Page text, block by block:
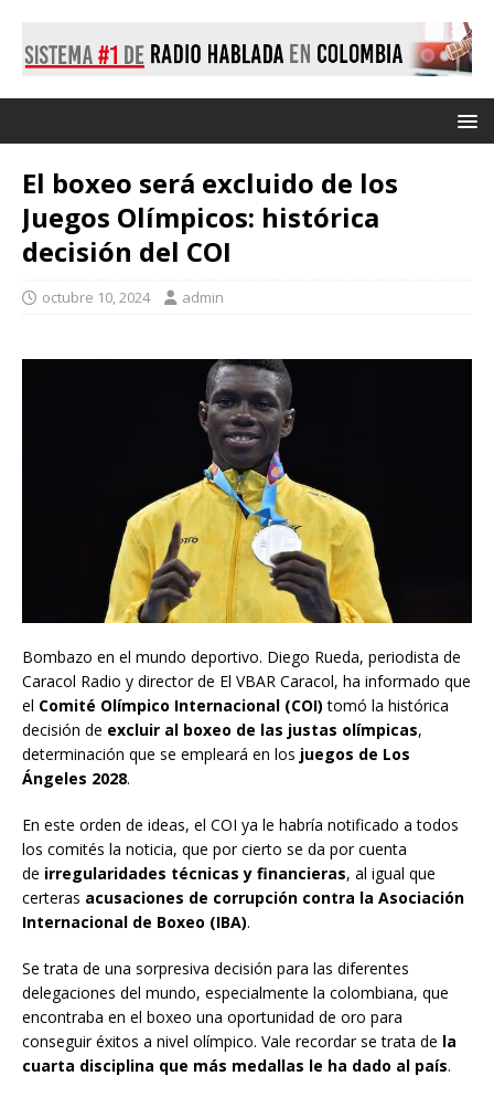
El boxeo será excluido de los
Juegos Olímpicos: histórica
decisión del COI
octubre 10, 2024 admin
Bombazo en el mundo deportivo. Diego Rueda, periodista de
Caracol Radio y director de El VBAR Caracol, ha informado que
el Comité Olímpico Internacional (COI)tomó la histórica
decisión de excluir al boxeo de las justas olímpicas,
determinación que se empleará en los juegos de Los
Ángeles 2028.
En este orden de ideas, el COI ya le habría notificado a todos
los comités la noticia, que por cierto se da por cuenta
de irregularidades técnicas y financieras, al igual que
certeras acusaciones de corrupción contra la Asociación
Internacional de Boxeo (IBA).
Se trata de una sorpresiva decisión para las diferentes
delegaciones del mundo, especialmente la colombiana, que
encontraba en el boxeo una oportunidad de oro para
conseguir éxitos a nivel olímpico. Vale recordar se trata de la
cuarta disciplina que más medallas le ha dado al país.